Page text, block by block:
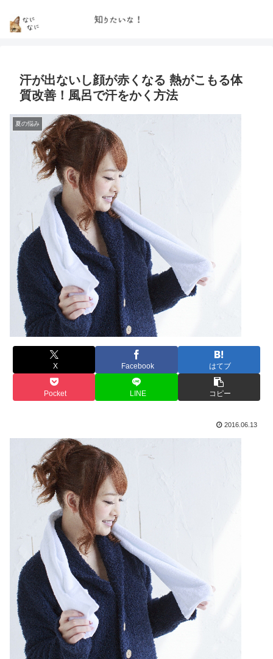
汗が出ないし顔が赤くなる 熱がこもる体
質改善！風呂で汗をかく方法
夏の悩み
X Facebook はてブ
Pocket LINE コピー
2016.06.13